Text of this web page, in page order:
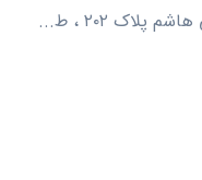
۲۰۲ ، ط...